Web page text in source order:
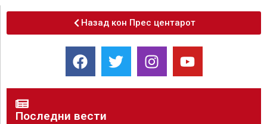
Назад кон Прес центарот
Последни вести